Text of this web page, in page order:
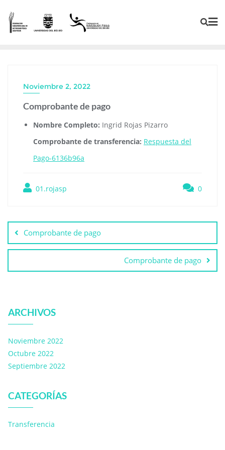
Noviembre 2, 2022
Comprobante de pago
Nombre Completo: Ingrid Rojas Pizarro
Comprobante de transferencia: Respuesta del
Pago-6136b96a
01.rojasp 0
Comprobante de pago
Comprobante de pago
ARCHIVOS
Noviembre 2022
Octubre 2022
Septiembre 2022
CATEGORÍAS
Transferencia